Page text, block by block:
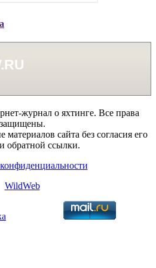
журнал о яхтинге. Все права
защищены.
сайта без согласия его
обратной ссылки.
WildWeb